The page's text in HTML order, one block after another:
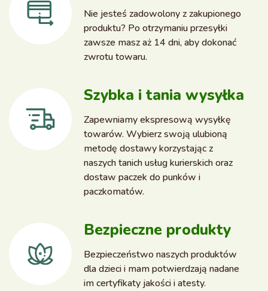
Nie jesteś zadowolony z zakupionego
produktu? Po otrzymaniu przesyłki
zawsze masz aż 14 dni, aby dokonać
zwrotu towaru.
Szybka i tania wysyłka
Zapewniamy ekspresową wysyłkę
towarów. Wybierz swoją ulubioną
metodę dostawy korzystając z
naszych tanich usług kurierskich oraz
dostaw paczek do punków i
paczkomatów.
Bezpieczne produkty
Bezpieczeństwo naszych produktów
dla dzieci i mam potwierdzają nadane
im certyfikaty jakości i atesty.